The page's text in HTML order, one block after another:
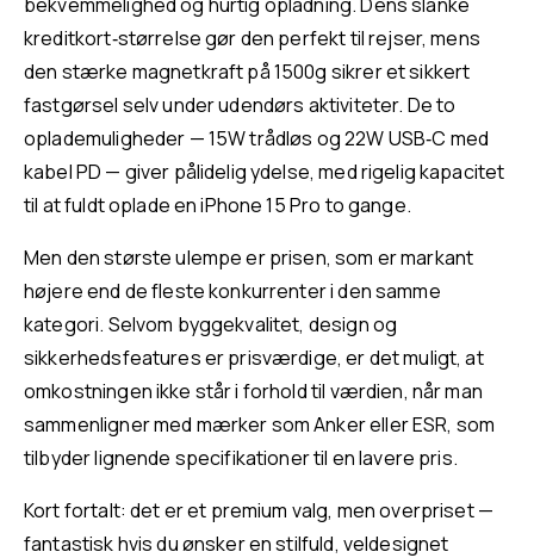
kreditkort‑størrelse gør den perfekt til rejser, mens
den stærke magnetkraft på 1500g sikrer et sikkert
fastgørsel selv under udendørs aktiviteter. De to
oplademuligheder — 15W trådløs og 22W USB‑C med
kabel PD — giver pålidelig ydelse, med rigelig kapacitet
til at fuldt oplade en iPhone 15 Pro to gange.
Men den største ulempe er prisen, som er markant
højere end de fleste konkurrenter i den samme
kategori. Selvom byggekvalitet, design og
sikkerhedsfeatures er prisværdige, er det muligt, at
omkostningen ikke står i forhold til værdien, når man
sammenligner med mærker som Anker eller ESR, som
tilbyder lignende specifikationer til en lavere pris.
Kort fortalt: det er et premium valg, men overpriset —
fantastisk hvis du ønsker en stilfuld, veldesignet